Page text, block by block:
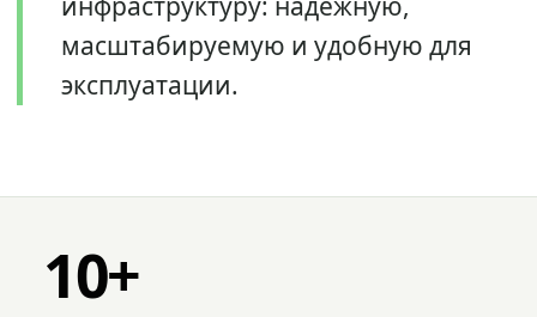
масштабируемую и удобную для
эксплуатации.
10+